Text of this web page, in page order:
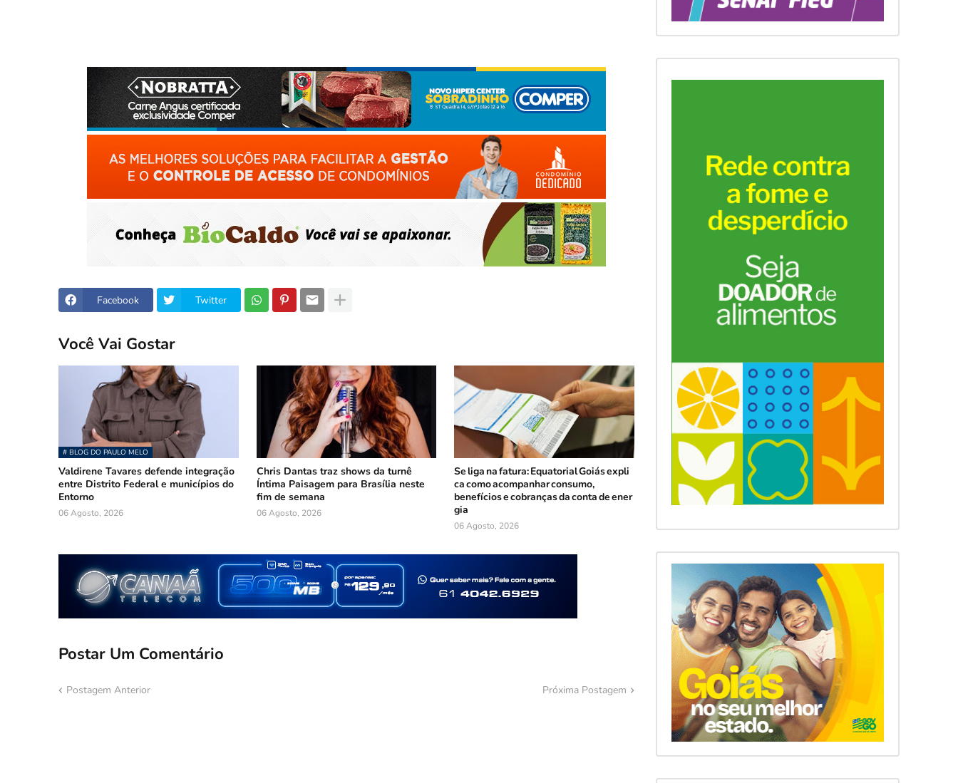
Facebook Twitter
Você Vai Gostar
# BLOG DO PAULO MELO
Valdirene Tavares defende integração
entre Distrito Federal e municípios do
Entorno
06 Agosto, 2026
Chris Dantas traz shows da turnê
Íntima Paisagem para Brasília neste
fim de semana
06 Agosto, 2026
Se liga na fatura: Equatorial Goiás expli
ca como acompanhar consumo,
benefícios e cobranças da conta de ener
gia
06 Agosto, 2026
Postar Um Comentário
Postagem Anterior Próxima Postagem